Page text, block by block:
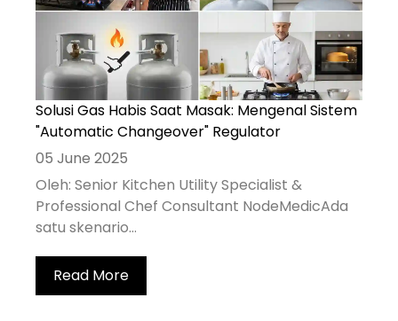
Solusi Gas Habis Saat Masak: Mengenal Sistem
"Automatic Changeover" Regulator
05 June 2025
Oleh: Senior Kitchen Utility Specialist &
Professional Chef Consultant NodeMedicAda
satu skenario...
Read More